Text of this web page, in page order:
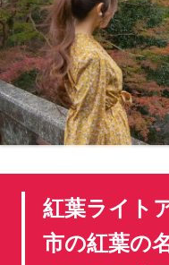
紅葉ライト
市の紅葉の